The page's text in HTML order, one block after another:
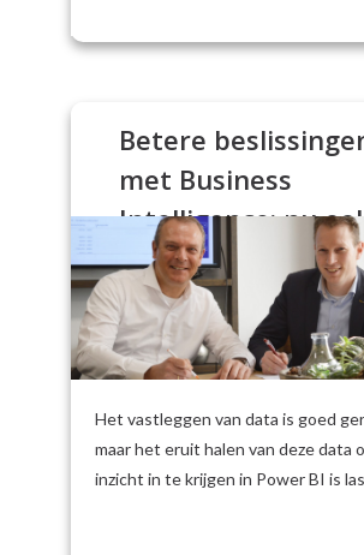
Betere
met Business
Intelligence: nu
voor SnelStart
Het vastleggen van data is goed
maar het eruit halen van deze data
inzicht in te krijgen in Power BI is